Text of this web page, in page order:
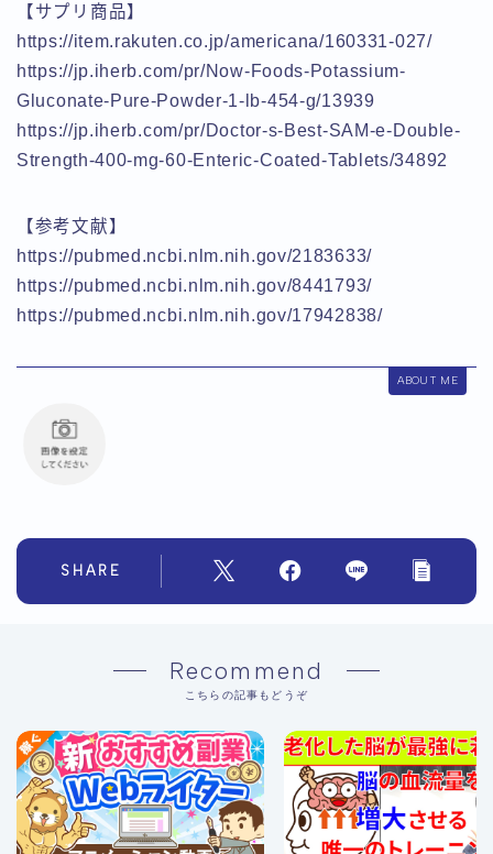
【サプリ商品】
https://item.rakuten.co.jp/americana/160331-027/
https://jp.iherb.com/pr/Now-Foods-Potassium-
Gluconate-Pure-Powder-1-lb-454-g/13939
https://jp.iherb.com/pr/Doctor-s-Best-SAM-e-Double-
Strength-400-mg-60-Enteric-Coated-Tablets/34892
【参考文献】
https://pubmed.ncbi.nlm.nih.gov/2183633/
https://pubmed.ncbi.nlm.nih.gov/8441793/
https://pubmed.ncbi.nlm.nih.gov/17942838/
ABOUT ME
SHARE
Recommend
こちらの記事もどうぞ